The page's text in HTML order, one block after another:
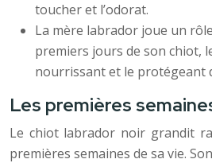
toucher et l’odorat.
La mère labrador joue un
premiers jours de son chiot,
nourrissant et le protégeant
Les premières
Le chiot labrador noir grandit
premières semaines de sa vie.